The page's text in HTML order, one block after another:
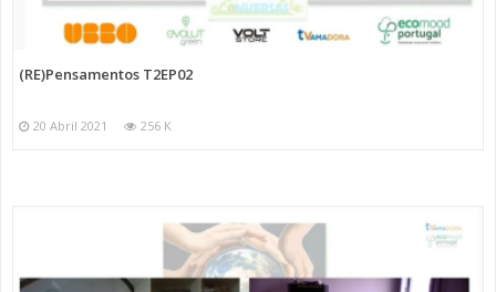
(RE)Pensamentos T2EP02
20 Abril 2021 256 K